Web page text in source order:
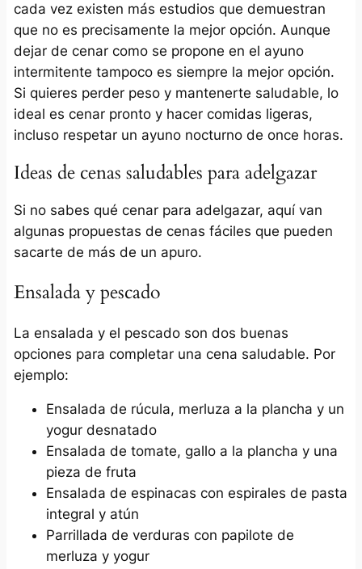
cada vez existen más estudios que demuestran
que no es precisamente la mejor opción. Aunque
dejar de cenar como se propone en el ayuno
intermitente tampoco es siempre la mejor opción.
Si quieres perder peso y mantenerte saludable, lo
ideal es cenar pronto y hacer comidas ligeras,
incluso respetar un ayuno nocturno de once horas.
Ideas de cenas saludables para adelgazar
Si no sabes qué cenar para adelgazar, aquí van
algunas propuestas de cenas fáciles que pueden
sacarte de más de un apuro.
Ensalada y pescado
La ensalada y el pescado son dos buenas
opciones para completar una cena saludable. Por
ejemplo:
Ensalada de rúcula, merluza a la plancha y un
yogur desnatado
Ensalada de tomate, gallo a la plancha y una
pieza de fruta
Ensalada de espinacas con espirales de pasta
integral y atún
Parrillada de verduras con papilote de
merluza y yogur